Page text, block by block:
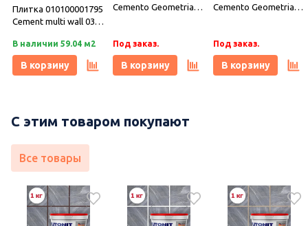
Плитка 010100001795
Cement multi wall 03
Gracia Ceramica
(Грация Керамика)
В наличии 59.04 м2
В корзину
Cemento Geometria
Под заказ.
В корзину
Cemento Geometria
Под заказ.
В корзину
С этим товаром покупают
Все товары